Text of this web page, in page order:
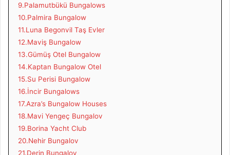
9.Palamutbükü Bungalows
10.Palmira Bungalow
11.Luna Begonvil Taş Evler
12.Maviş Bungalow
13.Gümüş Otel Bungalow
14.Kaptan Bungalow Otel
15.Su Perisi Bungalow
16.İncir Bungalows
17.Azra’s Bungalow Houses
18.Mavi Yengeç Bungalov
19.Borina Yacht Club
20.Nehir Bungalov
21.Derin Bungalov